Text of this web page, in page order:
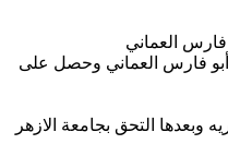
فارس العماني
فارس العماني وحصل على
وبعدها التحق بجامعة الازهر